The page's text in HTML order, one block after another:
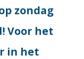
zondag
Voor het
in het